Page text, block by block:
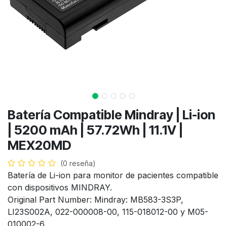
Batería Compatible Mindray | Li-ion
| 5200 mAh | 57.72Wh | 11.1V |
MEX20MD
(0 reseña)
Batería de Li-ion para monitor de pacientes compatible
con dispositivos MINDRAY.
Original Part Number: Mindray: MB583-3S3P,
LI23S002A, 022-000008-00, 115-018012-00 y M05-
010002-6.